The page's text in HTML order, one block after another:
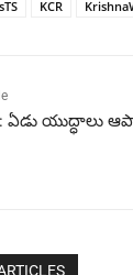
KCR
ఏడు యుద్ధాలు